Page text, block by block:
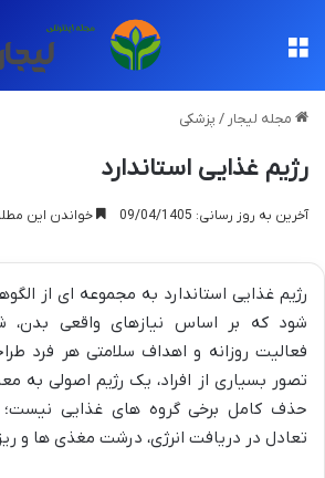
مجله لیجار / پزشکی
رژیم غذایی استاندارد
آخرین به روز رسانی: 09/04/1405 خواندن این مطلب 5 دقیقه زمان
رژیم غذایی استاندارد به مجموعه ای از
شود که بر اساس نیازهای واقعی بدن،
فعالیت روزانه و اهداف سلامتی هر فرد
تصور بسیاری از افراد، یک رژیم اصولی به
حذف کامل برخی گروه های غذایی
تعادل در دریافت انرژی، درشت مغذی ها و